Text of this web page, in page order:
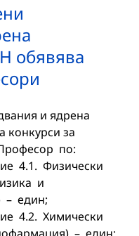
обявява
и ядрена
конкурси за
по:
4.1. Физически
и
– един;
4.2. Химически